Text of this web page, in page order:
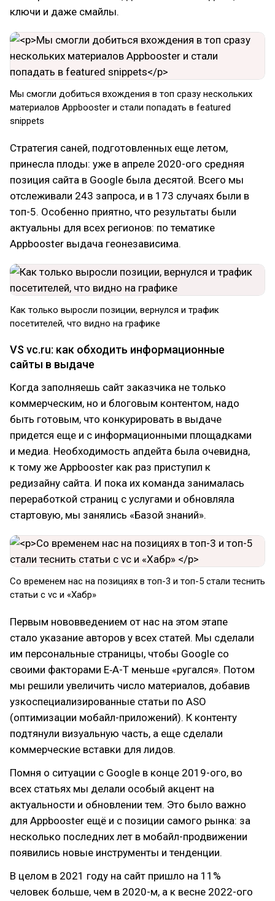
ключи и даже смайлы.
Мы смогли добиться вхождения в топ сразу нескольких
материалов Appbooster и стали попадать в featured
snippets
Стратегия саней, подготовленных еще летом,
принесла плоды: уже в апреле 2020-ого средняя
позиция сайта в Google была десятой. Всего мы
отслеживали 243 запроса, и в 173 случаях были в
топ-5. Особенно приятно, что результаты были
актуальны для всех регионов: по тематике
Appbooster выдача геонезависима.
Как только выросли позиции, вернулся и трафик
посетителей, что видно на графике
VS vc.ru: как обходить информационные
сайты в выдаче
Когда заполняешь сайт заказчика не только
коммерческим, но и блоговым контентом, надо
быть готовым, что конкурировать в выдаче
придется еще и с информационными площадками
и медиа. Необходимость апдейта была очевидна,
к тому же Appbooster как раз приступил к
редизайну сайта. И пока их команда занималась
переработкой страниц с услугами и обновляла
стартовую, мы занялись «Базой знаний».
Со временем нас на позициях в топ-3 и топ-5 стали теснить
статьи с vc и «Хабр»
Первым нововведением от нас на этом этапе
стало указание авторов у всех статей. Мы сделали
им персональные страницы, чтобы Google со
своими факторами E‑A-T меньше «ругался». Потом
мы решили увеличить число материалов, добавив
узкоспециализированные статьи по ASO
(оптимизации мобайл-приложений). К контенту
подтянули визуальную часть, а еще сделали
коммерческие вставки для лидов.
Помня о ситуации с Google в конце 2019-ого, во
всех статьях мы делали особый акцент на
актуальности и обновлении тем. Это было важно
для Appbooster ещё и с позиции самого рынка: за
несколько последних лет в мобайл-продвижении
появились новые инструменты и тенденции.
В целом в 2021 году на сайт пришло на 11%
человек больше, чем в 2020-м, а к весне 2022-ого